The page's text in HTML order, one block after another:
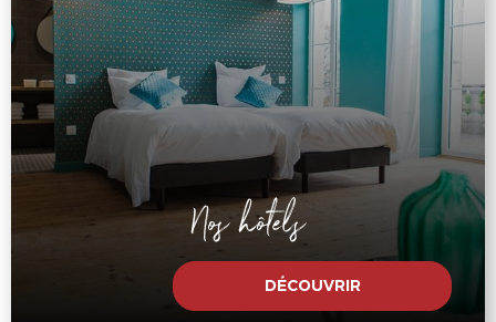
Nos hôtels
DÉCOUVRIR